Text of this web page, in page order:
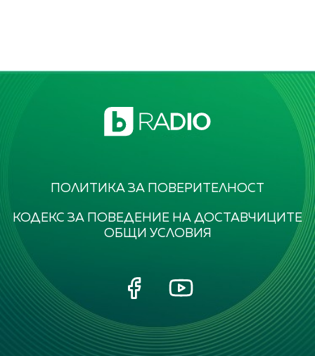
ПОЛИТИКА ЗА ПОВЕРИТЕЛНОСТ
КОДЕКС ЗА ПОВЕДЕНИЕ НА ДОСТАВЧИЦИТЕ
ОБЩИ УСЛОВИЯ